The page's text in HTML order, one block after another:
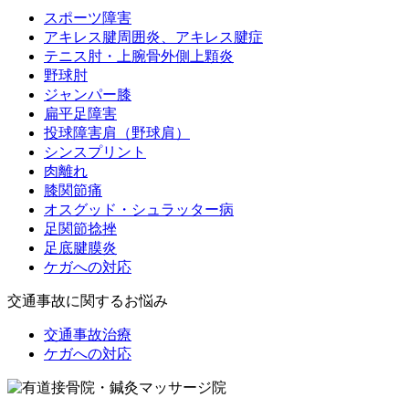
スポーツ障害
アキレス腱周囲炎、アキレス腱症
テニス肘・上腕骨外側上顆炎
野球肘
ジャンパー膝
扁平足障害
投球障害肩（野球肩）
シンスプリント
肉離れ
膝関節痛
オスグッド・シュラッター病
足関節捻挫
足底腱膜炎
ケガへの対応
交通事故に関するお悩み
交通事故治療
ケガへの対応